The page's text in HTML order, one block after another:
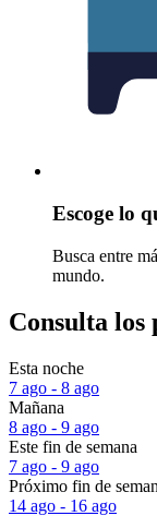
Escoge lo
Busca entre
mundo.
Consulta los
Esta noche
7 ago - 8 ago
Mañana
8 ago - 9 ago
Este fin de semana
7 ago - 9 ago
Próximo fin de
14 ago - 16 ago